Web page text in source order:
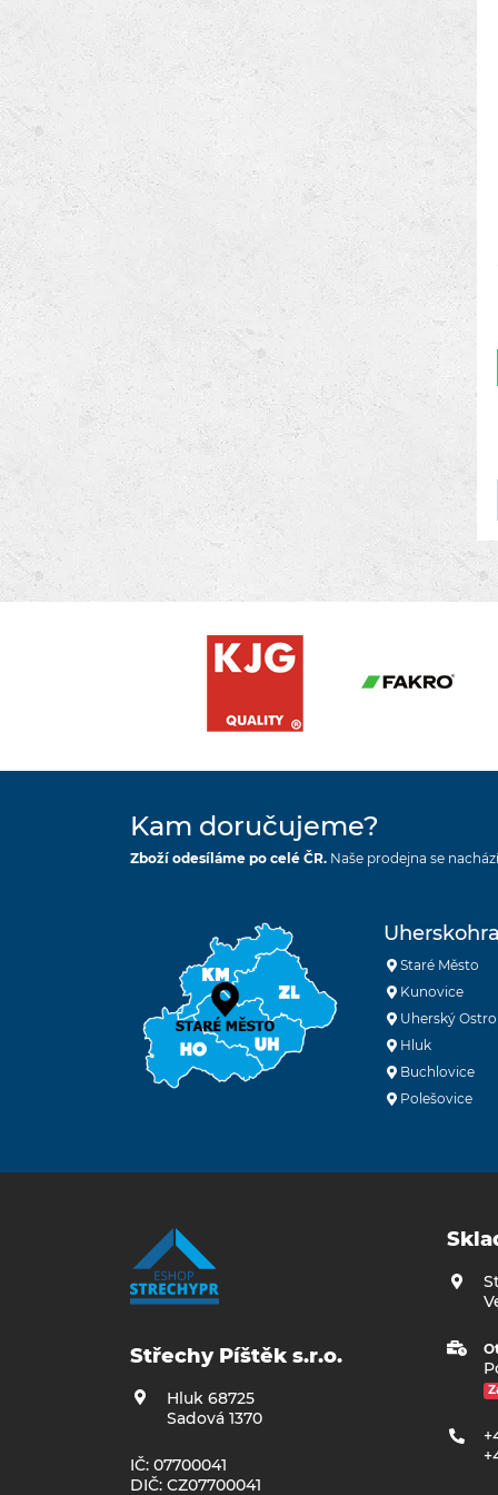
Kam doručujeme?
Zboží odesíláme po celé ČR. Naše prodejna se
Staré Město
Kunovice
Uherský
Hluk
Buchlovice
Polešovice
Střechy Píštěk s.r.o.
Hluk 68725
Sadová 1370
IČ: 07700041
DIČ: CZ07700041